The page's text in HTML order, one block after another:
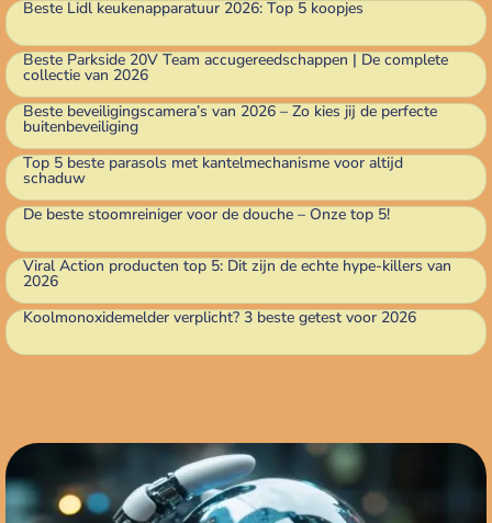
Beste Lidl keukenapparatuur 2026: Top 5 koopjes
Beste Parkside 20V Team accugereedschappen | De complete
collectie van 2026
Beste beveiligingscamera’s van 2026 – Zo kies jij de perfecte
buitenbeveiliging
Top 5 beste parasols met kantelmechanisme voor altijd
schaduw
De beste stoomreiniger voor de douche – Onze top 5!
Viral Action producten top 5: Dit zijn de echte hype-killers van
2026
Koolmonoxidemelder verplicht? 3 beste getest voor 2026